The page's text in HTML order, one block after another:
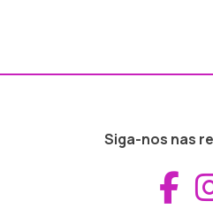
Siga-nos nas